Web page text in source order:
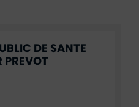
DE SANTE
PREVOT